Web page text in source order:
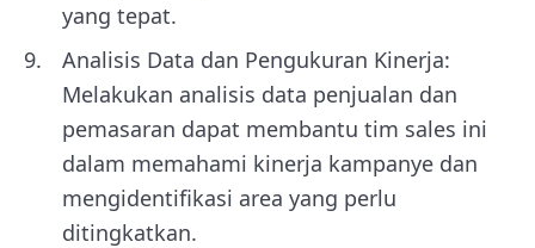
yang tepat.
Analisis Data dan Pengukuran Kinerja:
Melakukan analisis data penjualan dan
pemasaran dapat membantu tim sales ini
dalam memahami kinerja kampanye dan
mengidentifikasi area yang perlu
ditingkatkan.